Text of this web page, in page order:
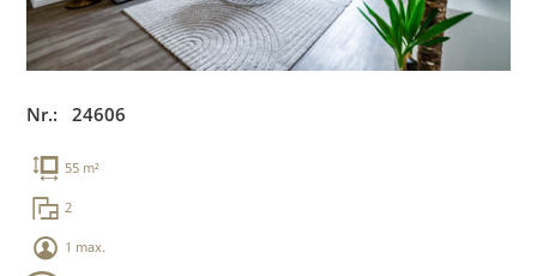
Nr.: 24606
55 m²
2
1 max.